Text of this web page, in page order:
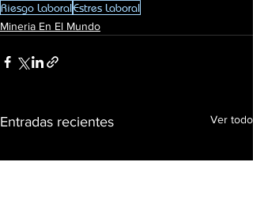
Riesgo LaboralEstres Laboral
Mineria En El Mundo
Entradas recientes Ver todo